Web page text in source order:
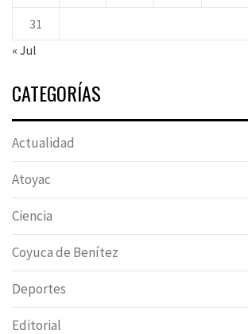
31
« Jul
CATEGORÍAS
Actualidad
Atoyac
Ciencia
Coyuca de Benítez
Deportes
Editorial